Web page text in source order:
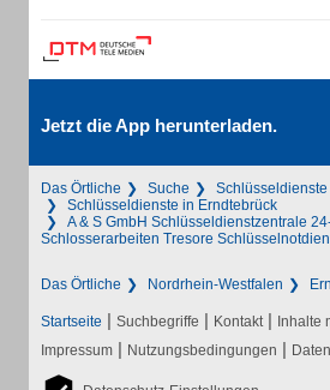
Jetzt die App herunterladen.
Das Örtliche Suche
Schlüsseldienste
Schlüsseldienste in Erndtebrück
A & S GmbH Schlüsseldienstzentrale
Schlosserarbeiten Tresore
Das Örtliche Nordrhein-Westfalen
Startseite | Suchbegriffe | Kontakt | Inhalte
Impressum | Nutzungsbedingungen |